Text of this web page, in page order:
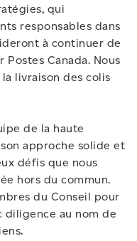
qui
responsables dans
à continuer de
Canada. Nous
livraison des colis
de la haute
approche solide et
défis que nous
hors du commun.
du Conseil pour
diligence au nom de